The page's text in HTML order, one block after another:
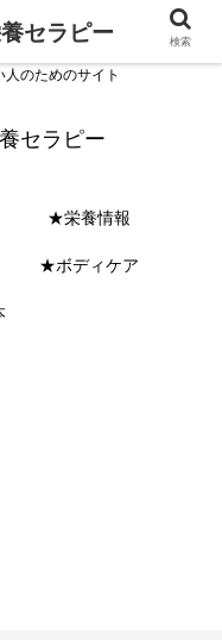
人のためのサイト
セラピー
★栄養情報
★ボディケア
セラピー 検索